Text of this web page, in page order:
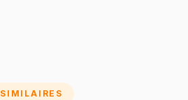
SIMILAIRES